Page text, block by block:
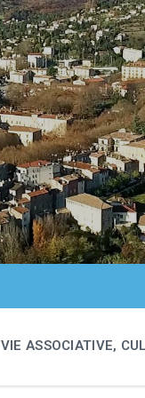
VIE ASSOCIATIVE,